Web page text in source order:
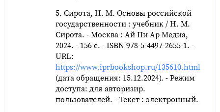
5. Сирота, Н. М. Основы российской
государственности : учебник / Н. М.
Сирота. - Москва : Ай Пи Ар Медиа,
2024. - 156 c. - ISBN 978-5-4497-2655-1. -
URL:
https://www.iprbookshop.ru/135610.html
(дата обращения: 15.12.2024). - Режим
доступа: для авторизир.
пользователей. - Текст : электронный.